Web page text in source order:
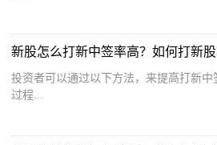
新股怎么打新中签率高？如何打新股
投资者可以通过以下方法，来提高打新
过程...